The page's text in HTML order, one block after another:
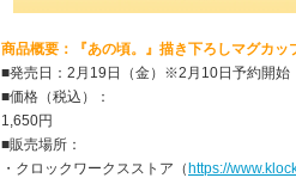
商品概要：『あの頃。』描き下ろしマグカッ
■発売日：2月19日（金）※2月10日予約開始
■価格（税込）：
1,650円
■販売場所：
・クロックワークスストア（ https://